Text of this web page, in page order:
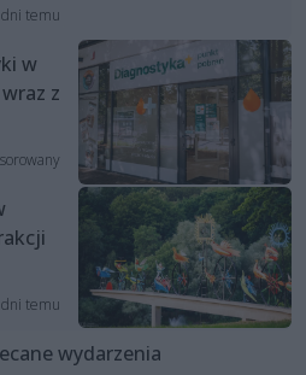
temu
w
z
temu
wydarzenia